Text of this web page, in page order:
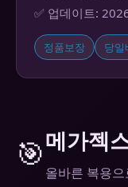
✅ 업데이트:
정품보장 당일
🎯메가젝
올바른 복용